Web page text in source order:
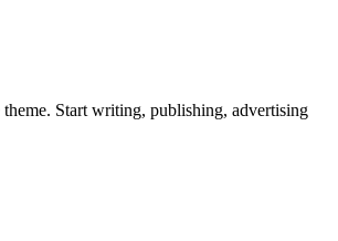
Start writing, publishing, advertising